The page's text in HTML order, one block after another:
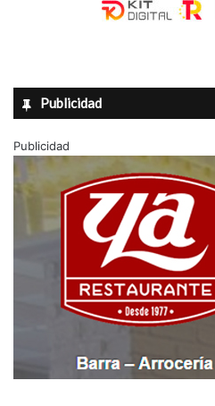
Publicidad
Publicidad